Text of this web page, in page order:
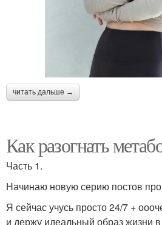
читать дальше →
Как разогнать
Часть 1.
Начинаю новую серию постов
Я сейчас учусь просто 24/7 +
и держу идеальный образ жизни